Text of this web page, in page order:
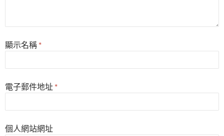
顯示名稱 *
電子郵件地址 *
個人網站網址